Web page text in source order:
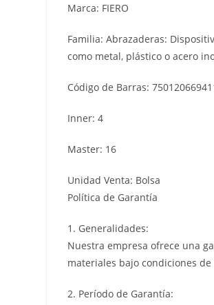
Marca: FIERO
Familia: Abrazaderas:
como metal, plástico o acero
Código de Barras:
Inner: 4
Master: 16
Unidad Venta: Bolsa
Política de Garantía
1. Generalidades:
Nuestra empresa ofrece una
materiales bajo condiciones
2. Período de Garantía: